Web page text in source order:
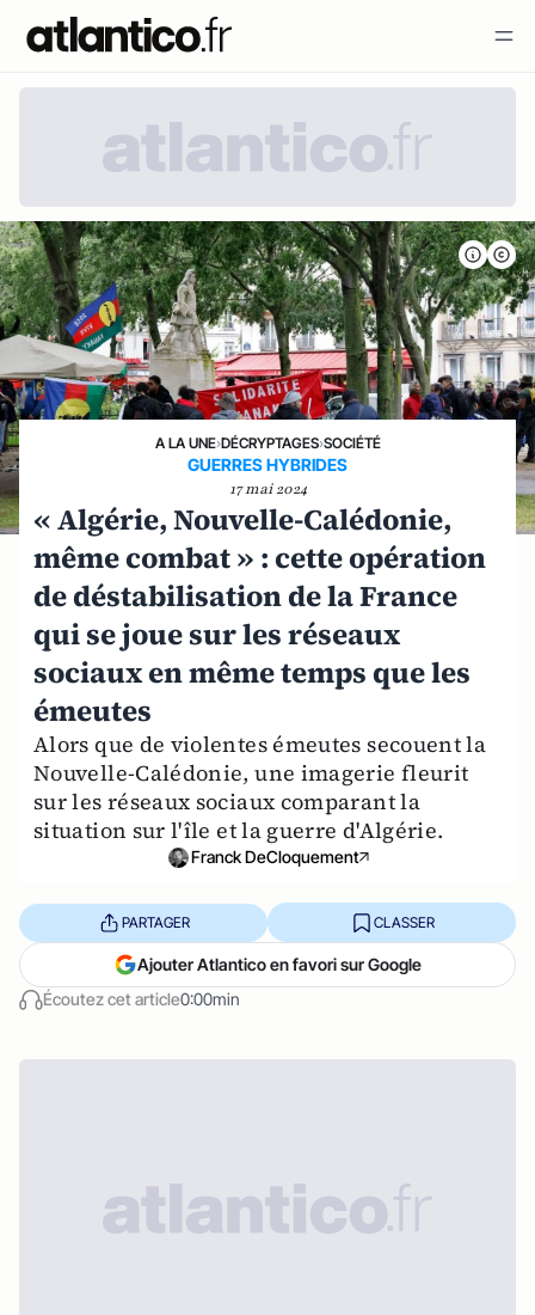
A LA UNE›DÉCRYPTAGES›SOCIÉTÉ
GUERRES HYBRIDES
17 mai 2024
« Algérie, Nouvelle-Calédonie,
même combat » : cette opération
de déstabilisation de la France
qui se joue sur les réseaux
sociaux en même temps que les
émeutes
Alors que de violentes émeutes secouent la
Nouvelle-Calédonie, une imagerie fleurit
sur les réseaux sociaux comparant la
situation sur l'île et la guerre d'Algérie.
Franck DeCloquement
Écoutez cet article0:00min
PARTAGER CLASSER
Ajouter Atlantico en favori sur Google